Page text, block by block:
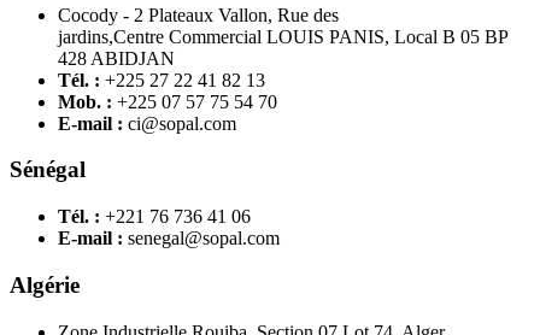
Cocody - 2 Plateaux Vallon, Rue des
jardins,Centre Commercial LOUIS PANIS, Local B 05 BP
428 ABIDJAN
Tél. : +225 27 22 41 82 13
Mob. : +225 07 57 75 54 70
E-mail : ci@sopal.com
Sénégal
Tél. : +221 76 736 41 06
E-mail : senegal@sopal.com
Algérie